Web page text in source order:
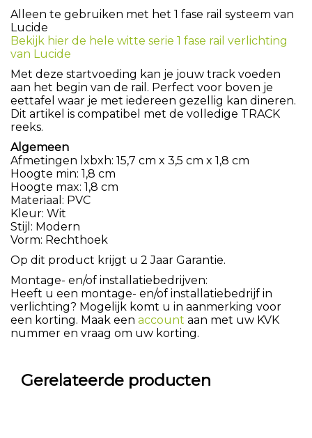
Alleen te gebruiken met het 1 fase rail systeem van
Lucide
Bekijk hier de hele witte serie 1 fase rail verlichting
van Lucide
Met deze startvoeding kan je jouw track voeden
aan het begin van de rail. Perfect voor boven je
eettafel waar je met iedereen gezellig kan dineren.
Dit artikel is compatibel met de volledige TRACK
reeks.
Algemeen
Afmetingen lxbxh: 15,7 cm x 3,5 cm x 1,8 cm
Hoogte min: 1,8 cm
Hoogte max: 1,8 cm
Materiaal: PVC
Kleur: Wit
Stijl: Modern
Vorm: Rechthoek
Op dit product krijgt u 2 Jaar Garantie.
Montage- en/of installatiebedrijven:
Heeft u een montage- en/of installatiebedrijf in
verlichting? Mogelijk komt u in aanmerking voor
een korting. Maak een account aan met uw KVK
nummer en vraag om uw korting.
Gerelateerde producten